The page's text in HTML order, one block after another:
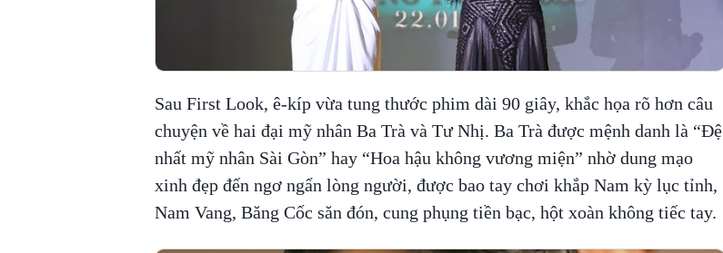
Sau First Look, ê-kíp vừa tung thước phim dài 90 giây, khắc họa rõ hơn câu
chuyện về hai đại mỹ nhân Ba Trà và Tư Nhị. Ba Trà được mệnh danh là “Đệ
nhất mỹ nhân Sài Gòn” hay “Hoa hậu không vương miện” nhờ dung mạo
xinh đẹp đến ngơ ngẩn lòng người, được bao tay chơi khắp Nam kỳ lục tỉnh,
Nam Vang, Băng Cốc săn đón, cung phụng tiền bạc, hột xoàn không tiếc tay.